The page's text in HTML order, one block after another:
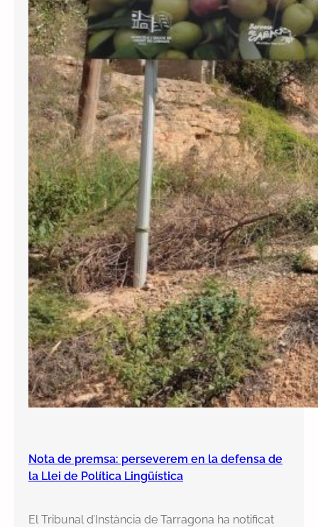
Nota de premsa: perseverem en la defensa de
la Llei de Política Lingüística
El Tribunal d’Instància de Tarragona ha notificat